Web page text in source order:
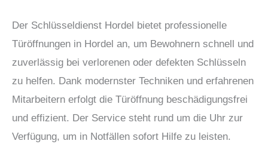
Der Schlüsseldienst Hordel bietet professionelle
Türöffnungen in Hordel an, um Bewohnern schnell und
zuverlässig bei verlorenen oder defekten Schlüsseln
zu helfen. Dank modernster Techniken und erfahrenen
Mitarbeitern erfolgt die Türöffnung beschädigungsfrei
und effizient. Der Service steht rund um die Uhr zur
Verfügung, um in Notfällen sofort Hilfe zu leisten.